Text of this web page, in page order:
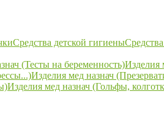
Средства детской гигиены
(Тесты на беременность)Изделия
Изделия мед назнач
Изделия мед назнач (Гольфы,